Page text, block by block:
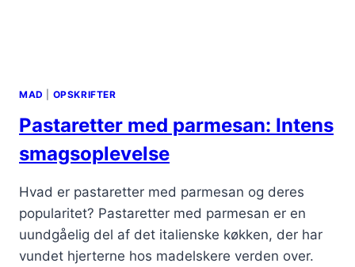
MAD OPSKRIFTER
Pastaretter med parmesan: Intens
smagsoplevelse
Hvad er pastaretter med parmesan og deres
popularitet? Pastaretter med parmesan er en
uundgåelig del af det italienske køkken, der har
vundet hjerterne hos madelskere verden over.